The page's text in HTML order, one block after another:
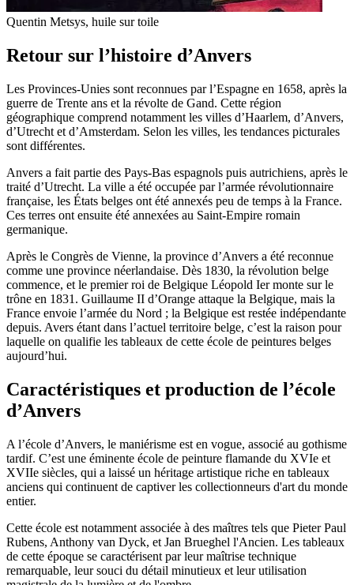
Quentin Metsys, huile sur toile
Retour sur l’histoire d’Anvers
Les Provinces-Unies sont reconnues par l’Espagne en 1658, après la
guerre de Trente ans et la révolte de Gand. Cette région
géographique comprend notamment les villes d’Haarlem, d’Anvers,
d’Utrecht et d’Amsterdam. Selon les villes, les tendances picturales
sont différentes.
Anvers a fait partie des Pays-Bas espagnols puis autrichiens, après le
traité d’Utrecht. La ville a été occupée par l’armée révolutionnaire
française, les États belges ont été annexés peu de temps à la France.
Ces terres ont ensuite été annexées au Saint-Empire romain
germanique.
Après le Congrès de Vienne, la province d’Anvers a été reconnue
comme une province néerlandaise. Dès 1830, la révolution belge
commence, et le premier roi de Belgique Léopold Ier monte sur le
trône en 1831. Guillaume II d’Orange attaque la Belgique, mais la
France envoie l’armée du Nord ; la Belgique est restée indépendante
depuis. Avers étant dans l’actuel territoire belge, c’est la raison pour
laquelle on qualifie les tableaux de cette école de peintures belges
aujourd’hui.
Caractéristiques et production de l’école
d’Anvers
A l’école d’Anvers, le maniérisme est en vogue, associé au gothisme
tardif. C’est une éminente école de peinture flamande du XVIe et
XVIIe siècles, qui a laissé un héritage artistique riche en tableaux
anciens qui continuent de captiver les collectionneurs d'art du monde
entier.
Cette école est notamment associée à des maîtres tels que Pieter Paul
Rubens, Anthony van Dyck, et Jan Brueghel l'Ancien. Les tableaux
de cette époque se caractérisent par leur maîtrise technique
remarquable, leur souci du détail minutieux et leur utilisation